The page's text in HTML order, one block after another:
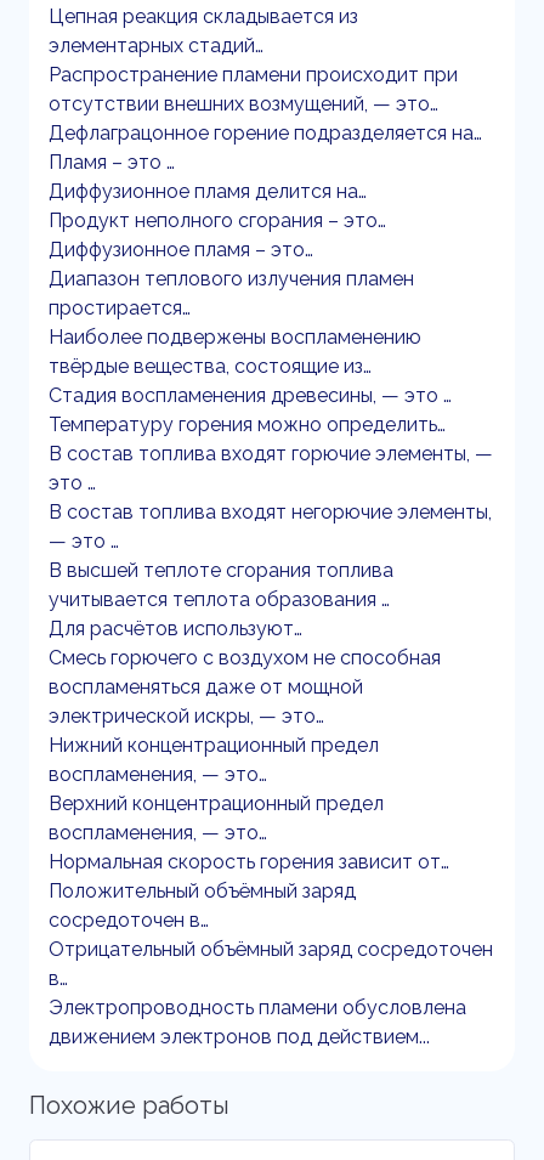
Цепная реакция складывается из
элементарных стадий…
Распространение пламени происходит при
отсутствии внешних возмущений, — это…
Дефлаграцонное горение подразделяется на…
Пламя – это …
Диффузионное пламя делится на…
Продукт неполного сгорания – это…
Диффузионное пламя – это…
Диапазон теплового излучения пламен
простирается…
Наиболее подвержены воспламенению
твёрдые вещества, состоящие из…
Стадия воспламенения древесины, — это …
Температуру горения можно определить…
В состав топлива входят горючие элементы, —
это …
В состав топлива входят негорючие элементы,
— это …
В высшей теплоте сгорания топлива
учитывается теплота образования …
Для расчётов используют…
Смесь горючего с воздухом не способная
воспламеняться даже от мощной
электрической искры, — это…
Нижний концентрационный предел
воспламенения, — это…
Верхний концентрационный предел
воспламенения, — это…
Нормальная скорость горения зависит от…
Положительный объёмный заряд
сосредоточен в…
Отрицательный объёмный заряд сосредоточен
в…
Электропроводность пламени обусловлена
движением электронов под действием...
Похожие работы